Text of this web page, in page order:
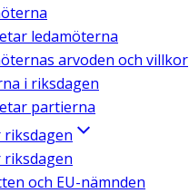
ledamöterna
arvoden och villkor
i riksdagen
partierna
och EU-nämnden